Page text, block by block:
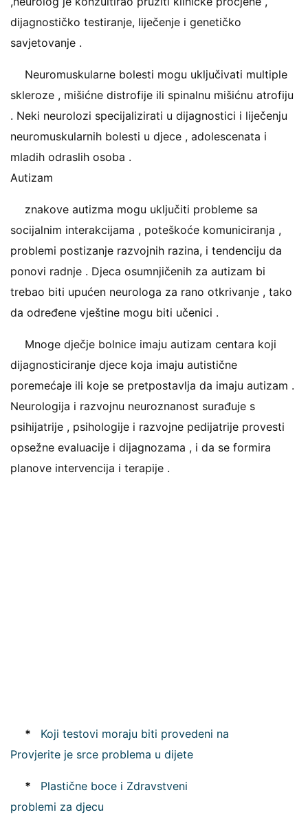
dijagnostičko testiranje, liječenje i genetičko
savjetovanje .
Neuromuskularne bolesti mogu uključivati ​​multiple
skleroze , mišićne distrofije ili spinalnu mišićnu atrofiju
. Neki neurolozi specijalizirati u dijagnostici i liječenju
neuromuskularnih bolesti u djece , adolescenata i
mladih odraslih osoba .
Autizam
znakove autizma mogu uključiti probleme sa
socijalnim interakcijama , poteškoće komuniciranja ,
problemi postizanje razvojnih razina, i tendenciju da
ponovi radnje . Djeca osumnjičenih za autizam bi
trebao biti upućen neurologa za rano otkrivanje , tako
da određene vještine mogu biti učenici .
Mnoge dječje bolnice imaju autizam centara koji
dijagnosticiranje djece koja imaju autistične
poremećaje ili koje se pretpostavlja da imaju autizam .
Neurologija i razvojnu neuroznanost surađuje s
psihijatrije , psihologije i razvojne pedijatrije provesti
opsežne evaluacije i dijagnozama , i da se formira
planove intervencija i terapije .
*
Koji testovi moraju biti provedeni na
Provjerite je srce problema u dijete
*
Plastične boce i Zdravstveni
problemi za djecu